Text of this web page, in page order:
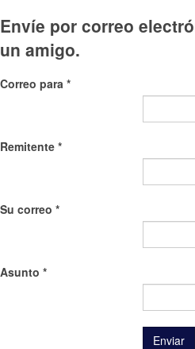
Envíe por correo
un amigo.
Correo para *
Remitente *
Su correo *
Asunto *
Enviar